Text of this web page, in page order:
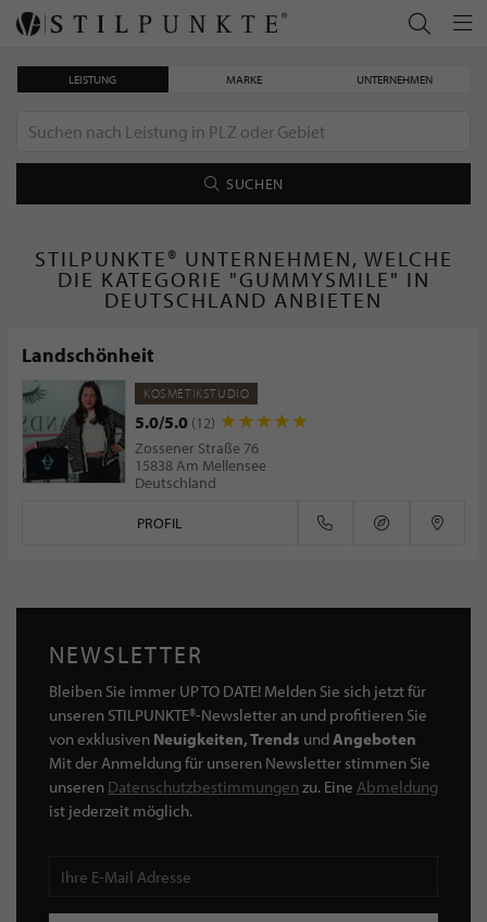
LEISTUNG MARKE UNTERNEHMEN
SUCHEN
STILPUNKTE® UNTERNEHMEN, WELCHE
DIE KATEGORIE "GUMMYSMILE" IN
DEUTSCHLAND ANBIETEN
Landschönheit
KOSMETIKSTUDIO
5.0/5.0 (12)
Zossener Straße 76
15838 Am Mellensee
Deutschland
PROFIL
NEWSLETTER
Bleiben Sie immer UP TO DATE! Melden Sie sich jetzt für
unseren STILPUNKTE®-Newsletter an und profitieren Sie
von exklusiven Neuigkeiten, Trends undAngeboten
Mit der Anmeldung für unseren Newsletter stimmen Sie
unseren Datenschutzbestimmungen zu. Eine Abmeldung
ist jederzeit möglich.